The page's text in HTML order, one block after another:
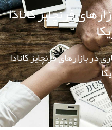
فرنچایز کانادا
بازارهای فرنچایز کانادا